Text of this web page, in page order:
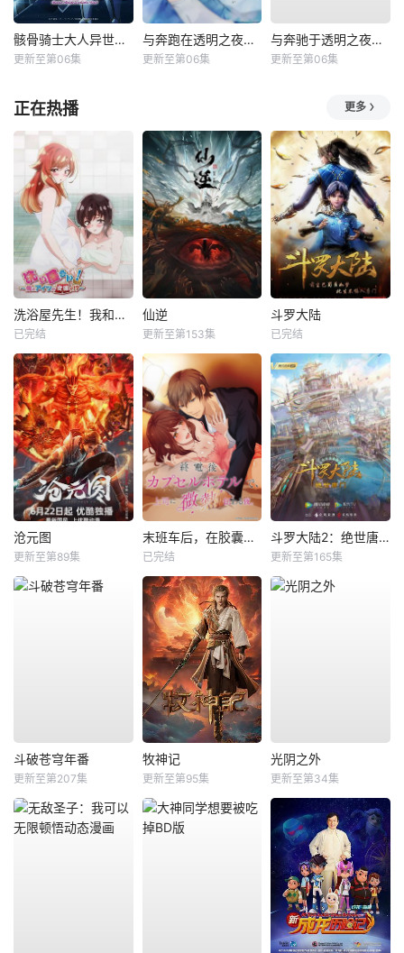
骸骨骑士大人异世界冒险中Ⅱ
更新至第06集
与奔跑在透明之夜的你，谈一场看不见的恋爱
更新至第06集
与奔驰于透明之夜的你，谈一场看不见的恋爱。
更新至第06集
正在热播 更多
洗浴屋先生！我和那家伙在女浴池！？
已完结
仙逆
更新至第153集
斗罗大陆
已完结
沧元图
更新至第89集
末班车后，在胶囊旅馆向上司传递微热的夜晚
已完结
斗罗大陆2：绝世唐门
更新至第165集
斗破苍穹年番
更新至第207集
牧神记
更新至第95集
光阴之外
更新至第34集